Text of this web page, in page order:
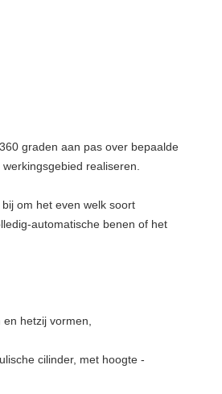
graden aan pas over bepaalde
realiseren.
om het even welk soort
automatische benen of het
hetzij vormen,
cilinder, met hoogte -